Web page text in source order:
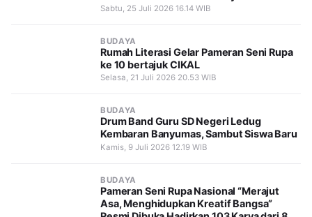
Sabtu, 25 Juli 2026 16.14 WIB
BUDAYA
Rumah Literasi Gelar Pameran Seni Rupa
ke 10 bertajuk CIKAL
Selasa, 21 Juli 2026 20.53 WIB
BUDAYA
Drum Band Guru SD Negeri Ledug
Kembaran Banyumas, Sambut Siswa Baru
Kamis, 9 Juli 2026 12.19 WIB
BUDAYA
Pameran Seni Rupa Nasional “Merajut
Asa, Menghidupkan Kreatif Bangsa”